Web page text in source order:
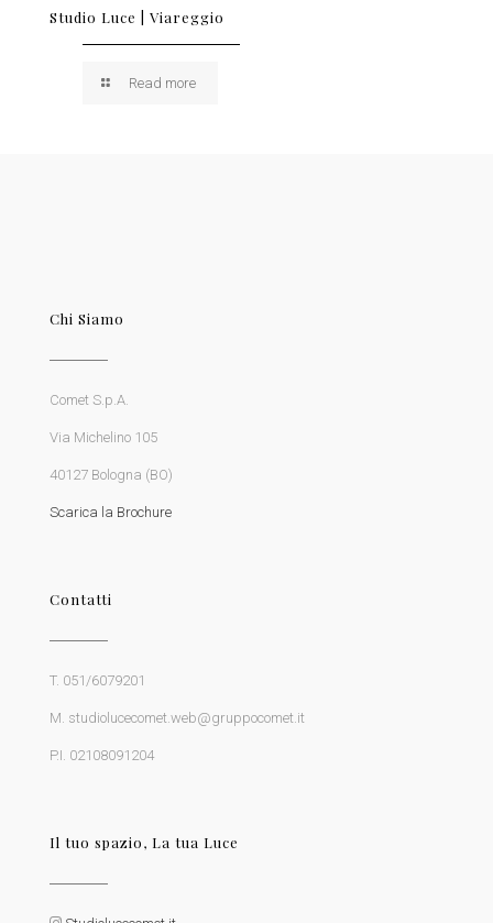
Studio Luce | Viareggio
Read more
Chi Siamo
Comet S.p.A.
Via Michelino 105
40127 Bologna (BO)
Scarica la Brochure
Contatti
T. 051/6079201
M. studiolucecomet.web@gruppocomet.it
P.I. 02108091204
Il tuo spazio, La tua Luce